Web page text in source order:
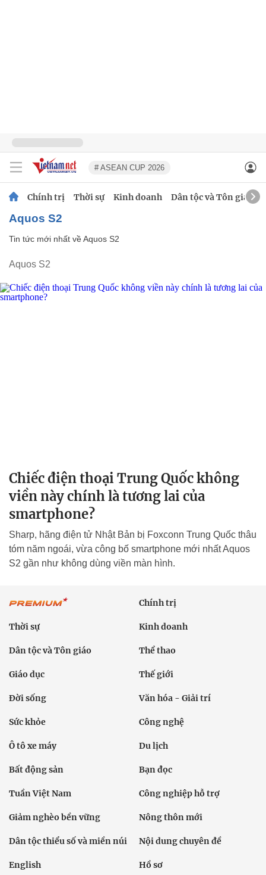
# ASEAN CUP 2026
Chính trị Thời sự Kinh doanh Dân tộc và Tôn giáo
Aquos S2
Tin tức mới nhất vềAquos S2
Aquos S2
Chiếc điện thoại Trung Quốc không
viền này chính là tương lai của
smartphone?
Sharp, hãng điện tử Nhật Bản bị Foxconn Trung Quốc thâu
tóm năm ngoái, vừa công bố smartphone mới nhất Aquos
S2 gần như không dùng viền màn hình.
Chính trị
Thời sự Kinh doanh
Dân tộc và Tôn giáo Thể thao
Giáo dục Thế giới
Đời sống Văn hóa - Giải trí
Sức khỏe Công nghệ
Ô tô xe máy Du lịch
Bất động sản Bạn đọc
Tuần Việt Nam Công nghiệp hỗ trợ
Giảm nghèo bền vững Nông thôn mới
Dân tộc thiểu số và miền núi Nội dung chuyên đề
English Hồ sơ